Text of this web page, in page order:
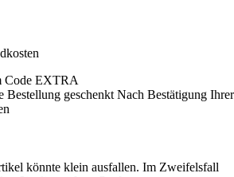
Code EXTRA
Bestellung geschenkt Nach Bestätigung Ihrer
könnte klein ausfallen. Im Zweifelsfall